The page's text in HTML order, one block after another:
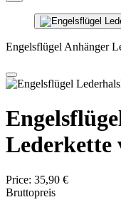
Engelsflügel Anhänger
Lederkette
Price: 35,90 €
Bruttopreis